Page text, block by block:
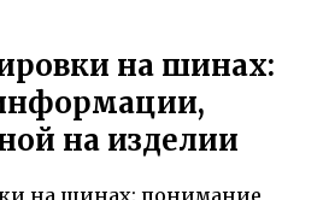
на шинах:
на изделии